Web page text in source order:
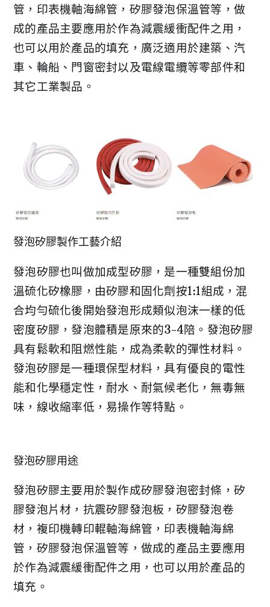
管，印表機軸海綿管，矽膠發泡保溫管等，做
成的產品主要應用於作為減震緩衝配件之用，
也可以用於產品的填充，廣泛適用於建築、汽
車、輪船、門窗密封以及電線電纜等零部件和
其它工業製品。
發泡矽膠製作工藝介紹
發泡矽膠也叫做加成型矽膠，是一種雙組份加
溫硫化矽橡膠，由矽膠和固化劑按1:1組成，混
合均勻硫化後開始發泡形成類似泡沫一樣的低
密度矽膠，發泡體積是原來的3-4陪。發泡矽膠
具有鬆軟和阻燃性能，成為柔軟的彈性材料。
發泡矽膠是一種環保型材料，具有優良的電性
能和化學穩定性，耐水、耐氣候老化，無毒無
味，線收縮率低，易操作等特點。
發泡矽膠用途
發泡矽膠主要用於製作成矽膠發泡密封條，矽
膠發泡片材，抗震矽膠發泡板，矽膠發泡卷
材，複印機轉印輥軸海綿管，印表機軸海綿
管，矽膠發泡保溫管等，做成的產品主要應用
於作為減震緩衝配件之用，也可以用於產品的
填充。